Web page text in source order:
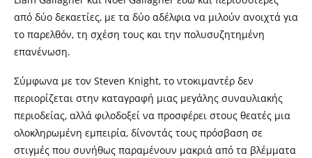
από δύο δεκαετίες, με τα δύο αδέλφια να μιλούν ανοιχτά για
το παρελθόν, τη σχέση τους και την πολυσυζητημένη
επανένωση.
Σύμφωνα με τον Steven Knight, το ντοκιμαντέρ δεν
περιορίζεται στην καταγραφή μιας μεγάλης συναυλιακής
περιοδείας, αλλά φιλοδοξεί να προσφέρει στους θεατές μια
ολοκληρωμένη εμπειρία, δίνοντάς τους πρόσβαση σε
στιγμές που συνήθως παραμένουν μακριά από τα βλέμματα